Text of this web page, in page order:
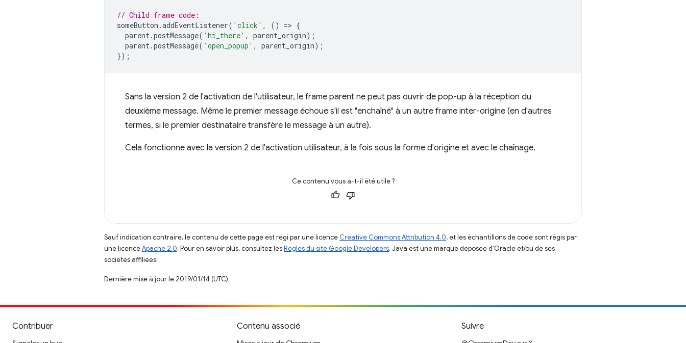
// Child frame code:
someButton .addEventListener( 'click' , () => {
parent.postMessage( 'hi_there' , parent_origin);
parent.postMessage( 'open_popup' , parent_origin);
});
Sans la version 2 de l'activation de l'utilisateur, le frame parent ne peut pas ouvrir de pop-up à la réception du
deuxième message. Même le premier message échoue s'il est "enchaîné" à un autre frame inter-origine (en d'autres
termes, si le premier destinataire transfère le message à un autre).
Cela fonctionne avec la version 2 de l'activation utilisateur, à la fois sous la forme d'origine et avec le chaînage.
Ce contenu vous a-t-il été utile ?
Sauf indication contraire, le contenu de cette page est régi par une licence Creative Commons Attribution 4.0, et les échantillons de code sont régis par
une licenceApache 2.0. Pour en savoir plus, consultez lesRègles du site Google Developers. Java est une marque déposée d'Oracle et/ou de ses
sociétés affiliées.
Dernière mise à jour le 2019/01/14 (UTC).
Contribuer Contenu associé Suivre